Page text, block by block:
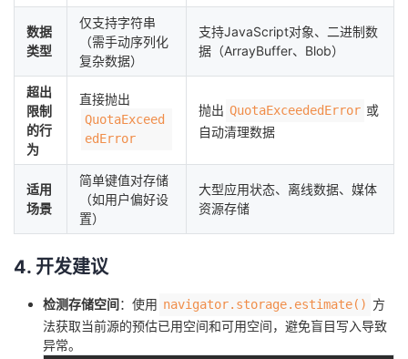
数据
类型
仅支持字符串
（需手动序列化
复杂数据）
支持JavaScript对象、二进制数
据（ArrayBuffer、Blob）
超出
限制
的行
为
直接抛出
QuotaExceed
edError
抛出 QuotaExceededError 或
自动清理数据
适用
场景
简单键值对存储
（如用户偏好设
置）
大型应用状态、离线数据、媒体
资源存储
4. 开发建议
检测存储空间：使用 navigator.storage.estimate() 方
法获取当前源的预估已用空间和可用空间，避免盲目写入导致
异常。